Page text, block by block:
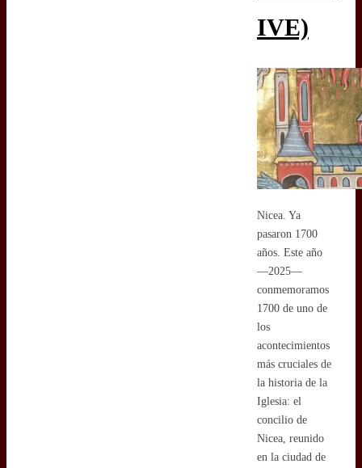
IVE)
Nicea. Ya
pasaron 1700
años. Este año
—2025—
conmemoramos
1700 de uno de
los
acontecimientos
más cruciales de
la historia de la
Iglesia: el
concilio de
Nicea, reunido
en la ciudad de